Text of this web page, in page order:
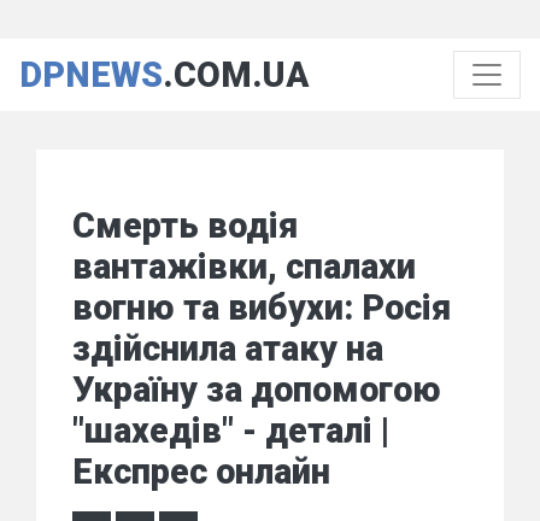
DPNEWS.COM.UA
Смерть водія
вантажівки, спалахи
вогню та вибухи: Росія
здійснила атаку на
Україну за допомогою
"шахедів" - деталі |
Експрес онлайн